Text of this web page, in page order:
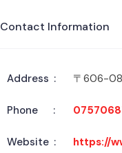
Contact Information
Address 〒606-
Phone
Website https://